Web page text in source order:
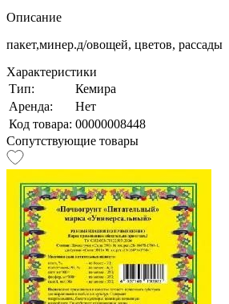
Описание
пакет,минер.д/овощей, цветов, рассады
Характеристики
Тип:
Кемира
Аренда:
Нет
Код товара: 00000008448
Сопутствующие товары